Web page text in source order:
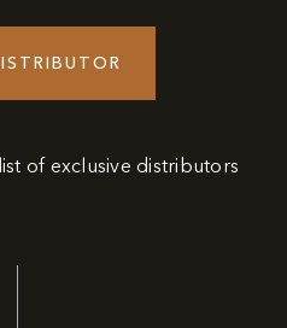
of exclusive distributors